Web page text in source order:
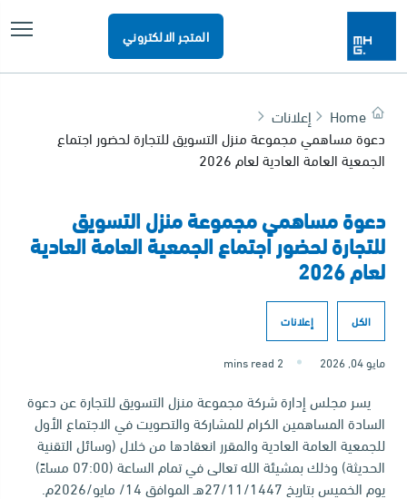
المتجر الالكتروني
Home
إعلانات
دعوة مساهمي مجموعة منزل التسويق للتجارة لحضور اجتماع
الجمعية العامة العادية لعام 2026
دعوة مساهمي مجموعة منزل التسويق
للتجارة لحضور اجتماع الجمعية العامة العادية
لعام 2026
الكل إعلانات
مايو 04, 2026 2 mins read
يسر مجلس إدارة شركة مجموعة منزل التسويق للتجارة عن دعوة
السادة المساهمين الكرام للمشاركة والتصويت في الاجتماع الأول
للجمعية العامة العادية والمقرر انعقادها من خلال (وسائل التقنية
الحديثة) وذلك بمشيئة الله تعالى في تمام الساعة (07:00 مساءً)
يوم الخميس بتاريخ 27/11/1447هـ الموافق 14/ مايو/2026م.